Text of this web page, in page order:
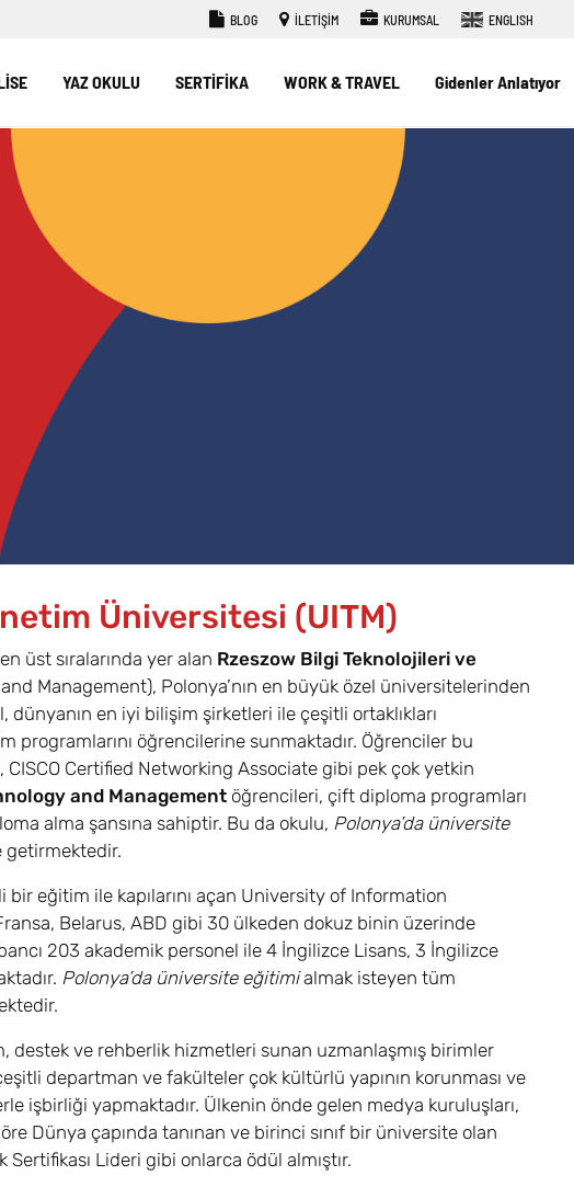
BLOG İLETİŞİM KURUMSAL ENGLISH
YAZ OKULU SERTİFİKA WORK & TRAVEL Gidenler Anlatıyor
Üniversitesi (UITM)
üst sıralarında yer alan Rzeszow Bilgi Teknolojileri ve
Management), Polonya’nın en büyük özel üniversitelerinden
dünyanın en iyi bilişim şirketleri ile çeşitli ortaklıkları
programlarını öğrencilerine sunmaktadır. Öğrenciler bu
Certified Networking Associate gibi pek çok yetkin
and Management öğrencileri, çift diploma programları
alma şansına sahiptir. Bu da okulu, Polonya’da üniversite
getirmektedir.
eğitim ile kapılarını açan University of Information
Belarus, ABD gibi 30 ülkeden dokuz binin üzerinde
203 akademik personel ile 4 İngilizce Lisans, 3 İngilizce
Polonya’da üniversite eğitimialmak isteyen tüm
destek ve rehberlik hizmetleri sunan uzmanlaşmış birimler
departman ve fakülteler çok kültürlü yapının korunması ve
işbirliği yapmaktadır. Ülkenin önde gelen medya kuruluşları,
Dünya çapında tanınan ve birinci sınıf bir üniversite olan
Lideri gibi onlarca ödül almıştır.